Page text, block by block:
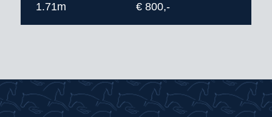
1.71m € 800,-